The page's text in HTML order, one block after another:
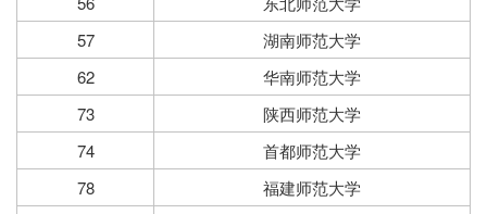
57
湖南师范大学
62
华南师范大学
73
陕西师范大学
74
首都师范大学
78
福建师范大学